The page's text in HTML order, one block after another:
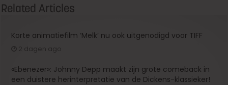
Related Articles
Korte animatiefilm ‘Melk’ nu ook uitgenodigd voor TIFF
2 dagen ago
«Ebenezer»: Johnny Depp maakt zijn grote comeback in
een duistere herinterpretatie van de Dickens-klassieker!